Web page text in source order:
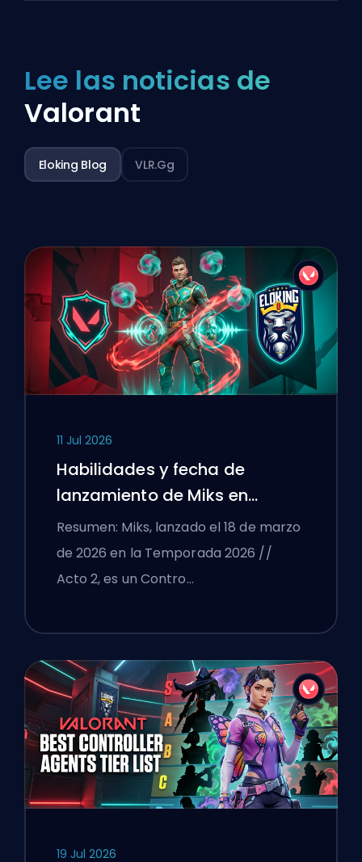
Lee las noticias de
Valorant
Eloking Blog VLR.gg
11 Jul 2026
Habilidades y fecha de
lanzamiento de Miks en
VALORANT explicadas
Resumen: Miks, lanzado el 18 de marzo
de 2026 en la Temporada 2026 //
Acto 2, es un Contro…
19 Jul 2026